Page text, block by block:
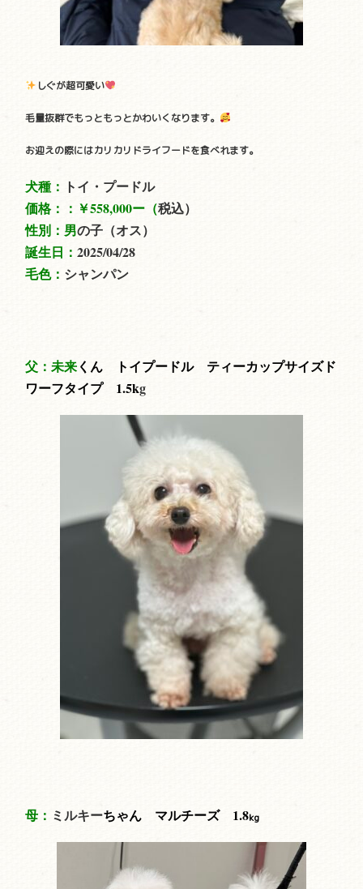
しぐが超可愛い
毛量抜群でもっともっとかわいくなります。
お迎えの際にはカリカリドライフードを食べれます。
犬種： トイ・プードル
価格：： ￥558,000ー（税込）
性別：男の子（オス）
誕生日：2025/04/28
毛色： シャンパン
父：未来くん トイプードル ティーカップサイズド
ワーフタイプ 1.5kg
母： ミルキーちゃん マルチーズ 1.8kg